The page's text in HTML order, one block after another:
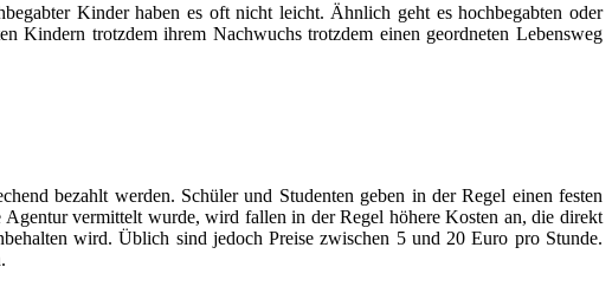
Kinder haben es oft nicht leicht. Ähnlich geht es hochbegabten oder
trotzdem ihrem Nachwuchs trotzdem einen geordneten Lebensweg
bezahlt werden. Schüler und Studenten geben in der Regel einen festen
Agentur vermittelt wurde, wird fallen in der Regel höhere Kosten an, die direkt
wird. Üblich sind jedoch Preise zwischen 5 und 20 Euro pro Stunde.